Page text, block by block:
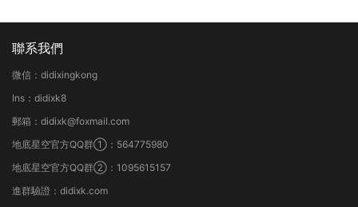
聯系我們
微信：didixingkong
Ins：didixk8
郵箱：didixk@foxmail.com
地底星空官方QQ群①：564775980
地底星空官方QQ群②：1095615157
進群驗證：didixk.com